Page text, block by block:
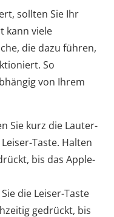
sollten Sie Ihr
kann viele
die dazu führen,
So
von Ihrem
Sie kurz die Lauter-
Taste. Halten
bis das Apple-
die Leiser-Taste
gedrückt, bis